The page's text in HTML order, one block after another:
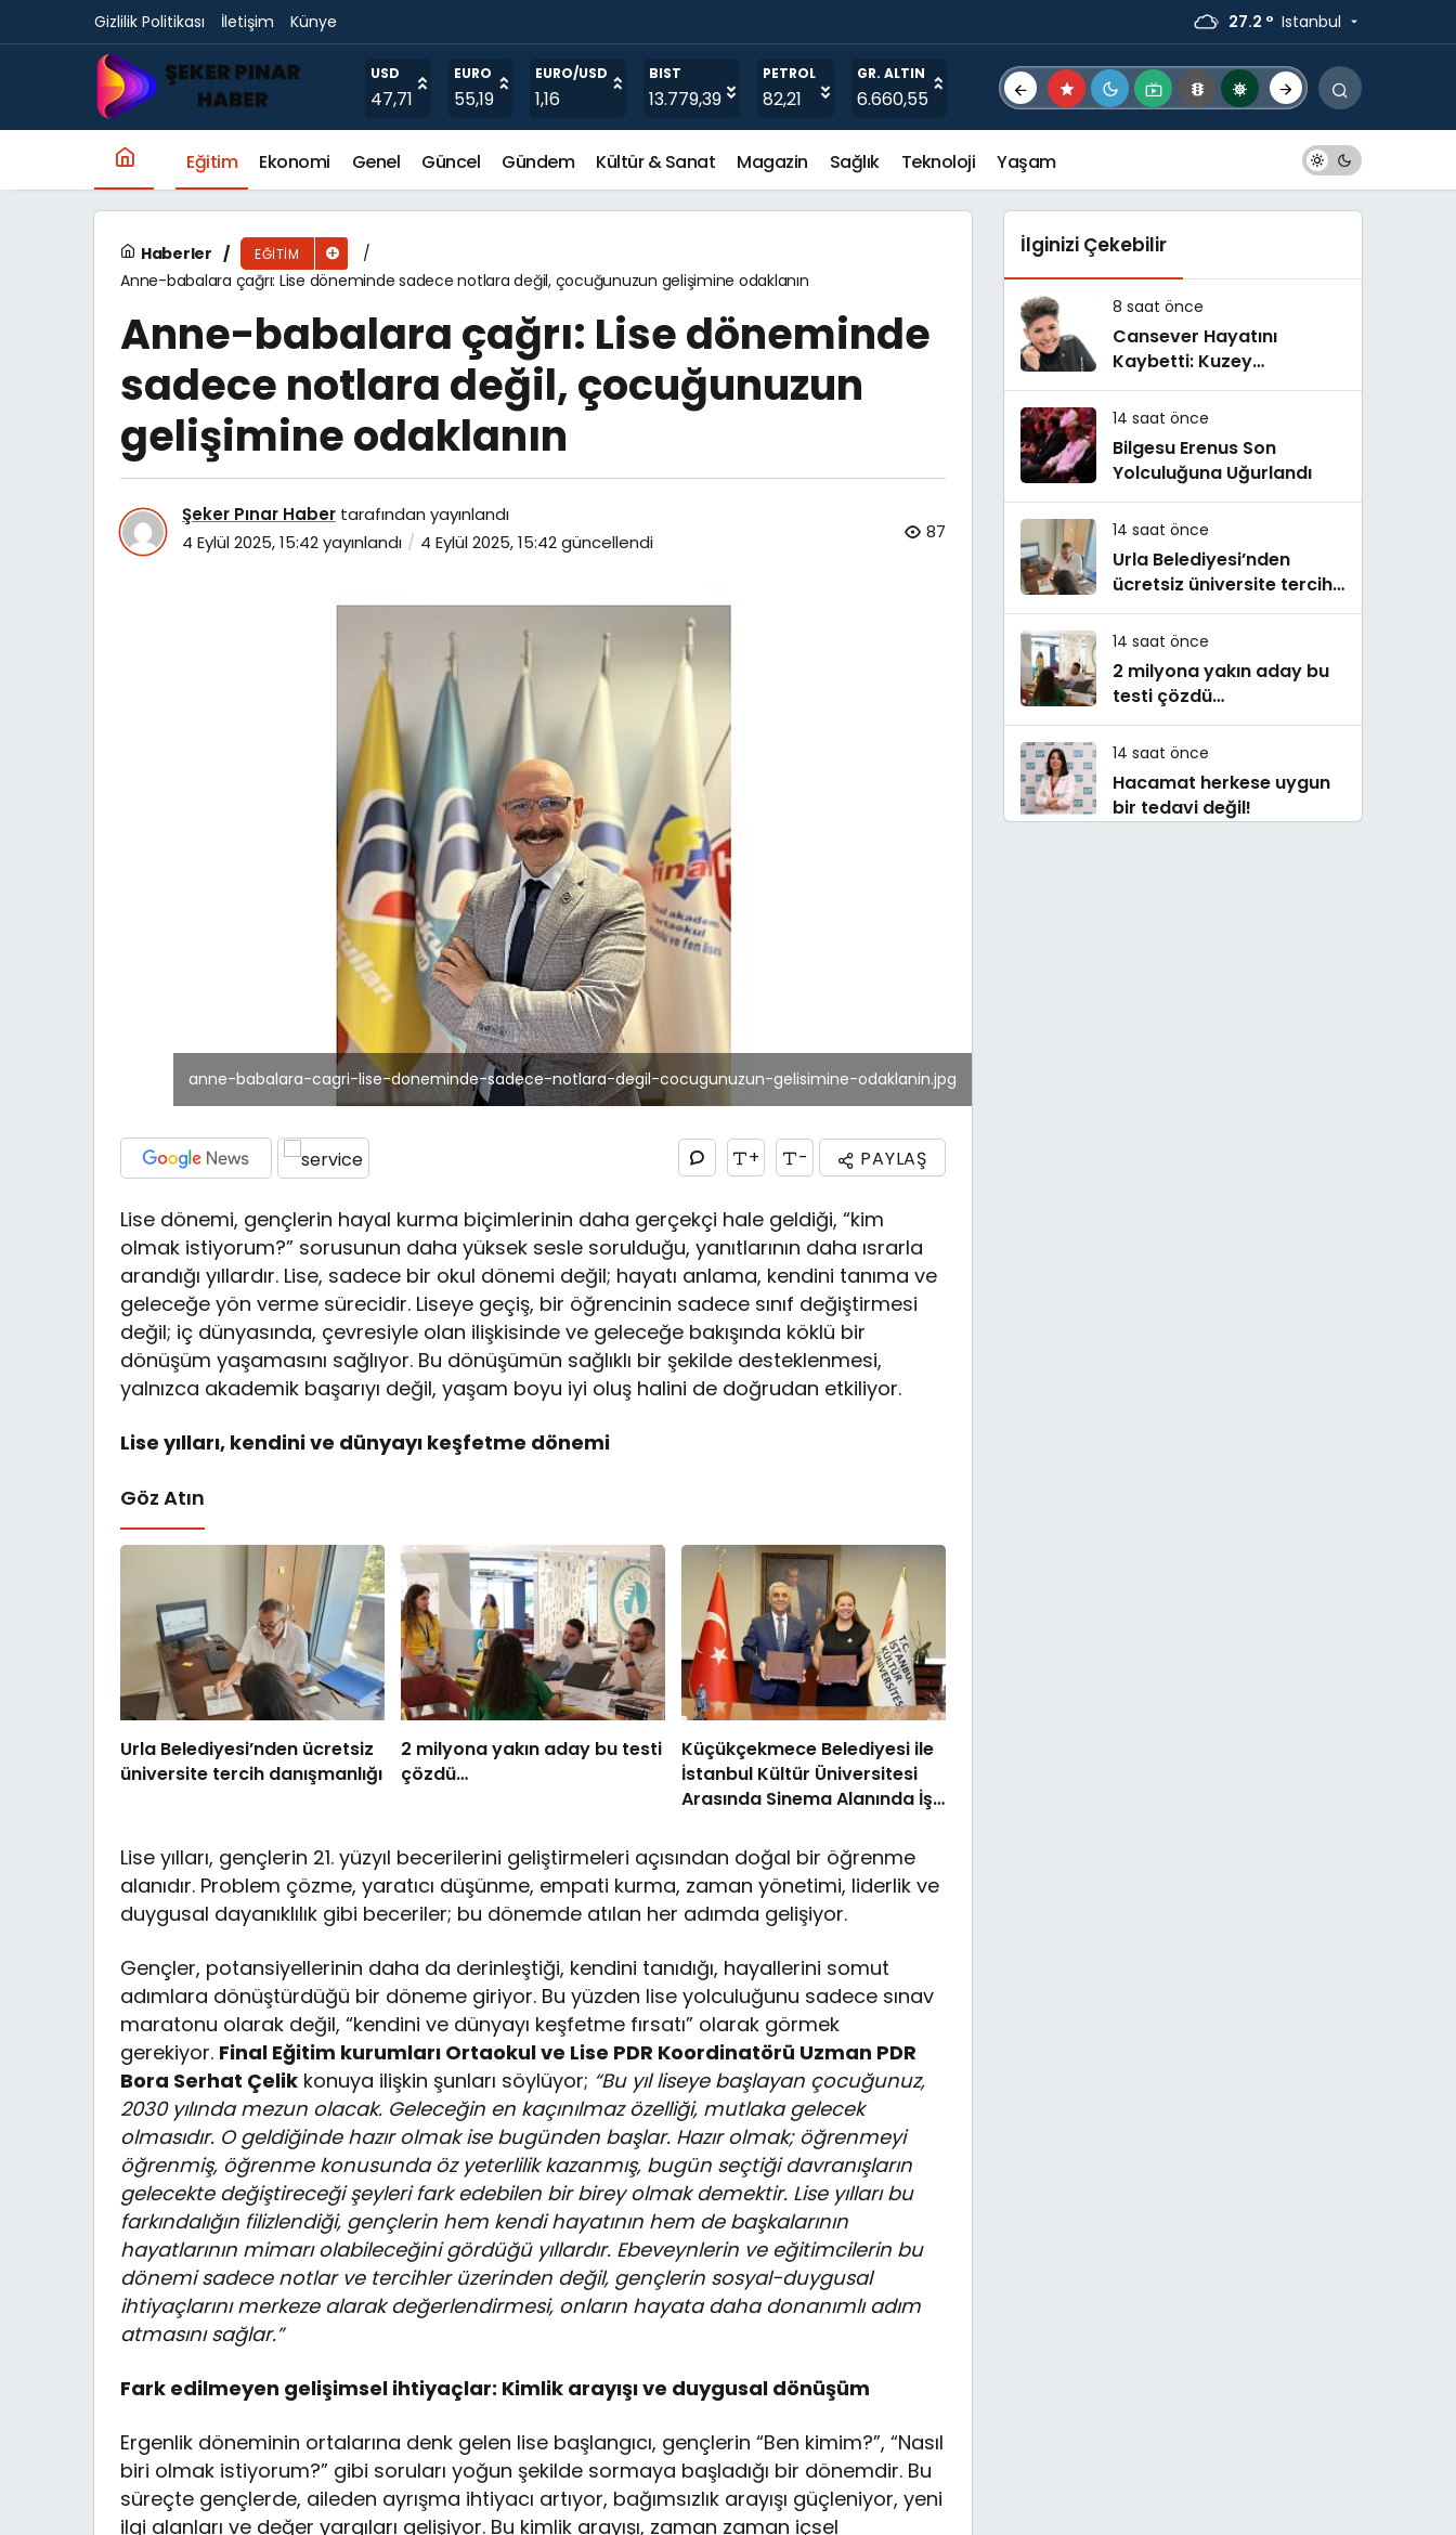
Gizlilik Politikası İletişim Künye 27.2 ° Istanbul
USD
47,71
EURO
55,19
EURO/USD
1,16
BIST
13.779,39
PETROL
82,21
GR. ALTIN
6.660,55
Eğitim Ekonomi Genel Güncel Gündem Kültür & Sanat Magazin Sağlık Teknoloji Yaşam
Haberler EĞITIM
Anne-babalara çağrı: Lise döneminde sadece notlara değil, çocuğunuzun gelişimine odaklanın
Anne-babalara çağrı: Lise döneminde
sadece notlara değil, çocuğunuzun
gelişimine odaklanın
Şeker Pınar Haber tarafından yayınlandı
4 Eylül 2025, 15:42yayınlandı 4 Eylül 2025, 15:42güncellendi 87
anne-babalara-cagri-lise-doneminde-sadece-notlara-degil-cocugunuzun-gelisimine-odaklanin.jpg
+ - PAYLAŞ
Lise dönemi, gençlerin hayal kurma biçimlerinin daha gerçekçi hale geldiği, “kim
olmak istiyorum?” sorusunun daha yüksek sesle sorulduğu, yanıtlarının daha ısrarla
arandığı yıllardır. Lise, sadece bir okul dönemi değil; hayatı anlama, kendini tanıma ve
geleceğe yön verme sürecidir. Liseye geçiş, bir öğrencinin sadece sınıf değiştirmesi
değil; iç dünyasında, çevresiyle olan ilişkisinde ve geleceğe bakışında köklü bir
dönüşüm yaşamasını sağlıyor. Bu dönüşümün sağlıklı bir şekilde desteklenmesi,
yalnızca akademik başarıyı değil, yaşam boyu iyi oluş halini de doğrudan etkiliyor.
Lise yılları, kendini ve dünyayı keşfetme dönemi
Göz Atın
Urla Belediyesi’nden ücretsiz
üniversite tercih danışmanlığı
2 milyona yakın aday bu testi
çözdü…
Küçükçekmece Belediyesi ile
İstanbul Kültür Üniversitesi
Arasında Sinema Alanında İş
Lise yılları, gençlerin 21. yüzyıl becerilerini geliştirmeleri açısından doğal bir öğrenme
alanıdır. Problem çözme, yaratıcı düşünme, empati kurma, zaman yönetimi, liderlik ve
duygusal dayanıklılık gibi beceriler; bu dönemde atılan her adımda gelişiyor.
Gençler, potansiyellerinin daha da derinleştiği, kendini tanıdığı, hayallerini somut
adımlara dönüştürdüğü bir döneme giriyor. Bu yüzden lise yolculuğunu sadece sınav
maratonu olarak değil, “kendini ve dünyayı keşfetme fırsatı” olarak görmek
gerekiyor. Final Eğitim kurumları Ortaokul ve Lise PDR Koordinatörü Uzman PDR
Bora Serhat Çelik konuya ilişkin şunları söylüyor; “Bu yıl liseye başlayan çocuğunuz,
2030 yılında mezun olacak. Geleceğin en kaçınılmaz özelliği, mutlaka gelecek
olmasıdır. O geldiğinde hazır olmak ise bugünden başlar. Hazır olmak; öğrenmeyi
öğrenmiş, öğrenme konusunda öz yeterlilik kazanmış, bugün seçtiği davranışların
gelecekte değiştireceği şeyleri fark edebilen bir birey olmak demektir. Lise yılları bu
farkındalığın filizlendiği, gençlerin hem kendi hayatının hem de başkalarının
hayatlarının mimarı olabileceğini gördüğü yıllardır. Ebeveynlerin ve eğitimcilerin bu
dönemi sadece notlar ve tercihler üzerinden değil, gençlerin sosyal-duygusal
ihtiyaçlarını merkeze alarak değerlendirmesi, onların hayata daha donanımlı adım
atmasını sağlar.”
Fark edilmeyen gelişimsel ihtiyaçlar: Kimlik arayışı ve duygusal dönüşüm
Ergenlik döneminin ortalarına denk gelen lise başlangıcı, gençlerin “Ben kimim?”, “Nasıl
biri olmak istiyorum?” gibi soruları yoğun şekilde sormaya başladığı bir dönemdir. Bu
süreçte gençlerde, aileden ayrışma ihtiyacı artıyor, bağımsızlık arayışı güçleniyor, yeni
ilgi alanları ve değer yargıları gelişiyor. Bu kimlik arayışı, zaman zaman içsel
İlginizi Çekebilir
8 saat önce
Cansever Hayatını
Kaybetti: Kuzey
Makedonya’da Toprağa
Verilecek
14 saat önce
Bilgesu Erenus Son
Yolculuğuna Uğurlandı
14 saat önce
Urla Belediyesi’nden
ücretsiz üniversite tercih
danışmanlığı
14 saat önce
2 milyona yakın aday bu
testi çözdü…
14 saat önce
Hacamat herkese uygun
bir tedavi değil!
Bakırköy’de Okullar Yeni Döneme Hazır